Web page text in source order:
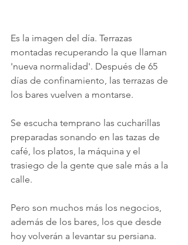
Es la imagen del día. Terrazas
montadas recuperando la que llaman
'nueva normalidad'. Después de 65
días de confinamiento, las terrazas de
los bares vuelven a montarse.
Se escucha temprano las cucharillas
preparadas sonando en las tazas de
café, los platos, la máquina y el
trasiego de la gente que sale más a la
calle.
Pero son muchos más los negocios,
además de los bares, los que desde
hoy volverán a levantar su persiana.